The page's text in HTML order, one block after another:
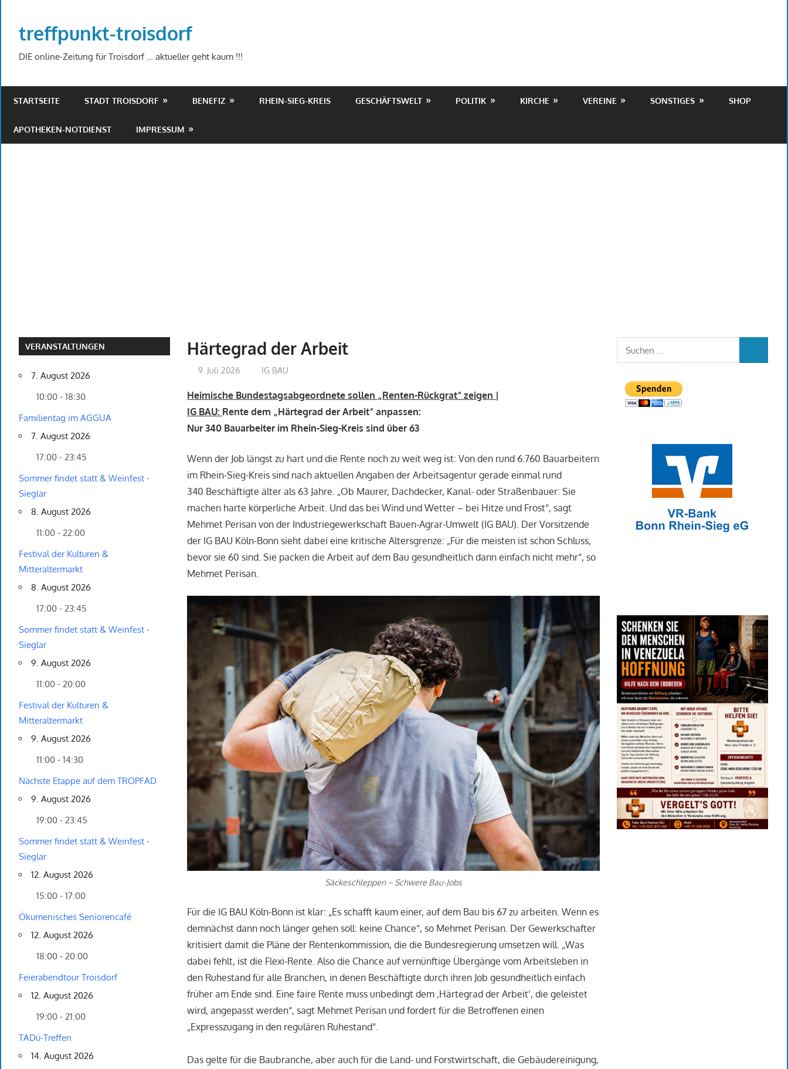
springen
treffpunkt-troisdorf
DIE online-Zeitung für Troisdorf … aktueller geht kaum !!!
STARTSEITE STADT TROISDORF BENEFIZ RHEIN-SIEG-KREIS GESCHÄFTSWELT POLITIK KIRCHE VEREINE SONSTIGES SHOP
APOTHEKEN-NOTDIENST IMPRESSUM
Härtegrad der Arbeit
9. Juli 2026 treffpunkt
IG BAU
Heimische Bundestagsabgeordnete sollen „Renten-Rückgrat“ zeigen |
IG BAU: Rente dem „Härtegrad der Arbeit“ anpassen:
Nur 340 Bauarbeiter im Rhein-Sieg-Kreis sind über 63
Wenn der Job längst zu hart und die Rente noch zu weit weg ist: Von den rund 6.760 Bauarbeitern
im Rhein-Sieg-Kreis sind nach aktuellen Angaben der Arbeitsagentur gerade einmal rund
340 Beschäftigte älter als 63 Jahre. „Ob Maurer, Dachdecker, Kanal- oder Straßenbauer: Sie
machen harte körperliche Arbeit. Und das bei Wind und Wetter – bei Hitze und Frost“, sagt
Mehmet Perisan von der Industriegewerkschaft Bauen-Agrar-Umwelt (IG BAU). Der Vorsitzende
der IG BAU Köln-Bonn sieht dabei eine kritische Altersgrenze: „Für die meisten ist schon Schluss,
bevor sie 60 sind. Sie packen die Arbeit auf dem Bau gesundheitlich dann einfach nicht mehr“, so
Mehmet Perisan.
Säckeschleppen – Schwere Bau-Jobs
Für die IG BAU Köln-Bonn ist klar: „Es schafft kaum einer, auf dem Bau bis 67 zu arbeiten. Wenn es
demnächst dann noch länger gehen soll: keine Chance“, so Mehmet Perisan. Der Gewerkschafter
kritisiert damit die Pläne der Rentenkommission, die die Bundesregierung umsetzen will. „Was
dabei fehlt, ist die Flexi-Rente. Also die Chance auf vernünftige Übergänge vom Arbeitsleben in
den Ruhestand für alle Branchen, in denen Beschäftigte durch ihren Job gesundheitlich einfach
früher am Ende sind. Eine faire Rente muss unbedingt dem ‚Härtegrad der Arbeit‘, die geleistet
wird, angepasst werden“, sagt Mehmet Perisan und fordert für die Betroffenen einen
„Expresszugang in den regulären Ruhestand“.
Das gelte für die Baubranche, aber auch für die Land- und Forstwirtschaft, die Gebäudereinigung,
VERANSTALTUNGEN
7. August 2026
10:00 - 18:30
Familientag im AGGUA
7. August 2026
17:00 - 23:45
Sommer findet statt & Weinfest -
Sieglar
8. August 2026
11:00 - 22:00
Festival der Kulturen &
Mitteraltermarkt
8. August 2026
17:00 - 23:45
Sommer findet statt & Weinfest -
Sieglar
9. August 2026
11:00 - 20:00
Festival der Kulturen &
Mitteraltermarkt
9. August 2026
11:00 - 14:30
Nächste Etappe auf dem TROPFAD
9. August 2026
19:00 - 23:45
Sommer findet statt & Weinfest -
Sieglar
12. August 2026
15:00 - 17:00
Ökumenisches Seniorencafé
12. August 2026
18:00 - 20:00
Feierabendtour Troisdorf
12. August 2026
19:00 - 21:00
TADü-Treffen
14. August 2026